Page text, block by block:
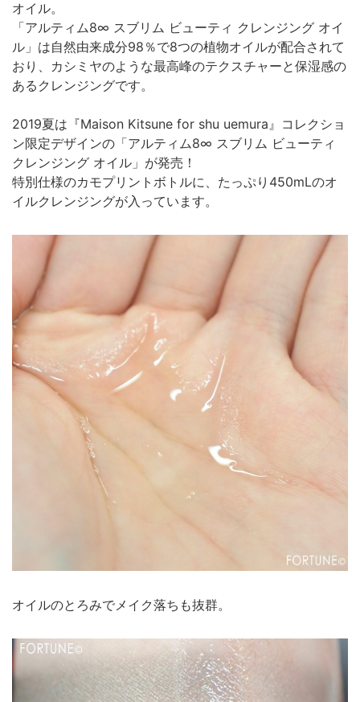
オイル。
「アルティム8∞ スブリム ビューティ クレンジング オイ
ル」は自然由来成分98％で8つの植物オイルが配合されて
おり、カシミヤのような最高峰のテクスチャーと保湿感の
あるクレンジングです。
2019夏は『Maison Kitsune for shu uemura』コレクショ
ン限定デザインの「アルティム8∞ スブリム ビューティ
クレンジング オイル」が発売！
特別仕様のカモプリントボトルに、たっぷり450mLのオ
イルクレンジングが入っています。
オイルのとろみでメイク落ちも抜群。